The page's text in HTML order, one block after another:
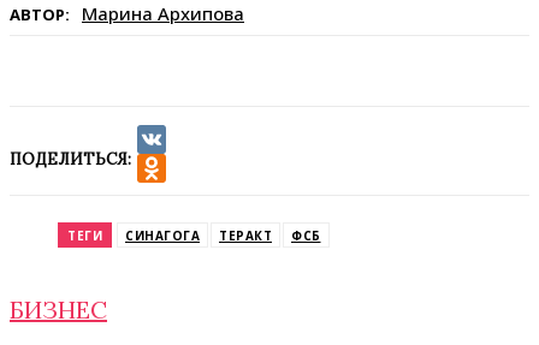
АВТОР: Марина Архипова
ПОДЕЛИТЬСЯ:
VK
ТЕГИ СИНАГОГА ТЕРАКТ ФСБ
БИЗНЕС